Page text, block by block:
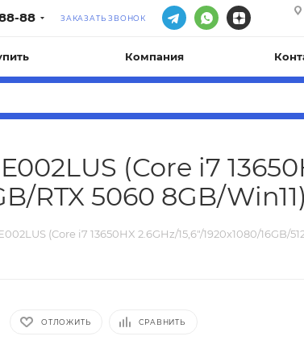
88 ЗАКАЗАТЬ ЗВОНОК
Компания
(Core i7
RTX 5060 8GB/Win11)
(Core i7 13650HX 2.6GHz/15,6"/1920x1080/16GB/
ОТЛОЖИТЬ СРАВНИТЬ